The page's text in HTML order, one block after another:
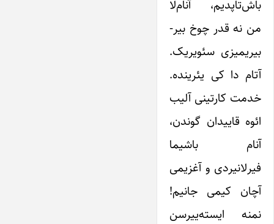
باش‌تاپدیم، آنام‌لا
من نه قدر چوخ بیر-
بیریمیزی سئویریک.
آتام دا کی یئرینده.
خدمت کارتینی آلیب
ائوه قاییدان گوندن،
آنام باشیما
فیرلانیردی و آغزیمی
آچان کیمی جانیم!
نمنه ایسته‌ییرسن